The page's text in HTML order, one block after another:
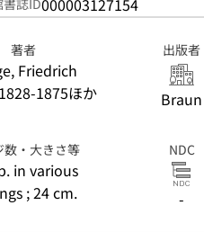
誌ID000003127154
著者
Friedrich
1875ほか
出版者
Braun
数・大きさ等
in various
; 24 cm.
NDC
-